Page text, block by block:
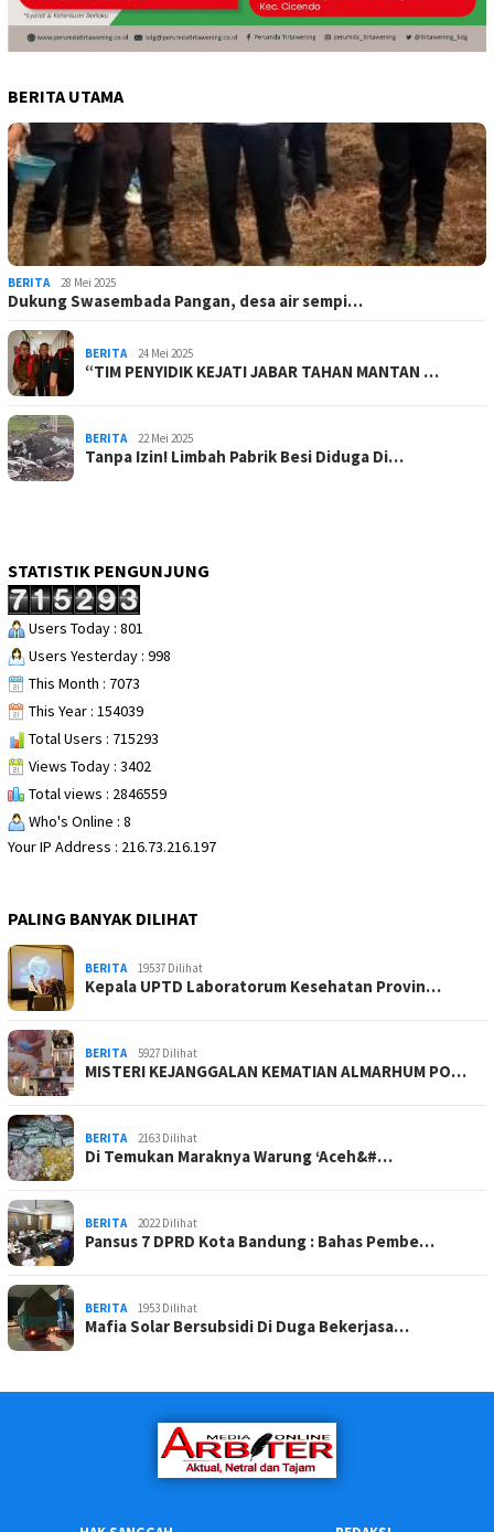
BERITA UTAMA
BERITA 28 Mei 2025
Dukung Swasembada Pangan, desa air sempi…
BERITA 24 Mei 2025
“TIM PENYIDIK KEJATI JABAR TAHAN MANTAN …
BERITA 22 Mei 2025
Tanpa Izin! Limbah Pabrik Besi Diduga Di…
STATISTIK PENGUNJUNG
Users Today : 801
Users Yesterday : 998
This Month : 7073
This Year : 154039
Total Users : 715293
Views Today : 3402
Total views : 2846559
Who's Online : 8
Your IP Address : 216.73.216.197
PALING BANYAK DILIHAT
BERITA 19537 Dilihat
Kepala UPTD Laboratorum Kesehatan Provin…
BERITA 5927 Dilihat
MISTERI KEJANGGALAN KEMATIAN ALMARHUM PO…
BERITA 2163 Dilihat
Di Temukan Maraknya Warung ‘Aceh&#…
BERITA 2022 Dilihat
Pansus 7 DPRD Kota Bandung : Bahas Pembe…
BERITA 1953 Dilihat
Mafia Solar Bersubsidi Di Duga Bekerjasa…